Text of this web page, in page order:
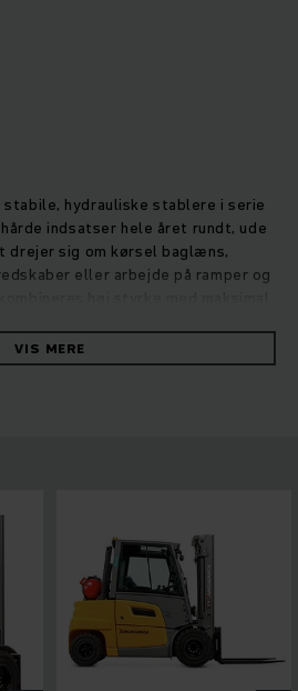
stabile, hydrauliske stablere i serie
indsatser hele året rundt, ude
drejer sig om kørsel baglæns,
eller arbejde på ramper og
højeste energieffektivitet. Det
der kombinerer høj
der let kan tilknyttes via
giver optimalt udsyn hele
garanteres sikkert og præcist
VIS MERE